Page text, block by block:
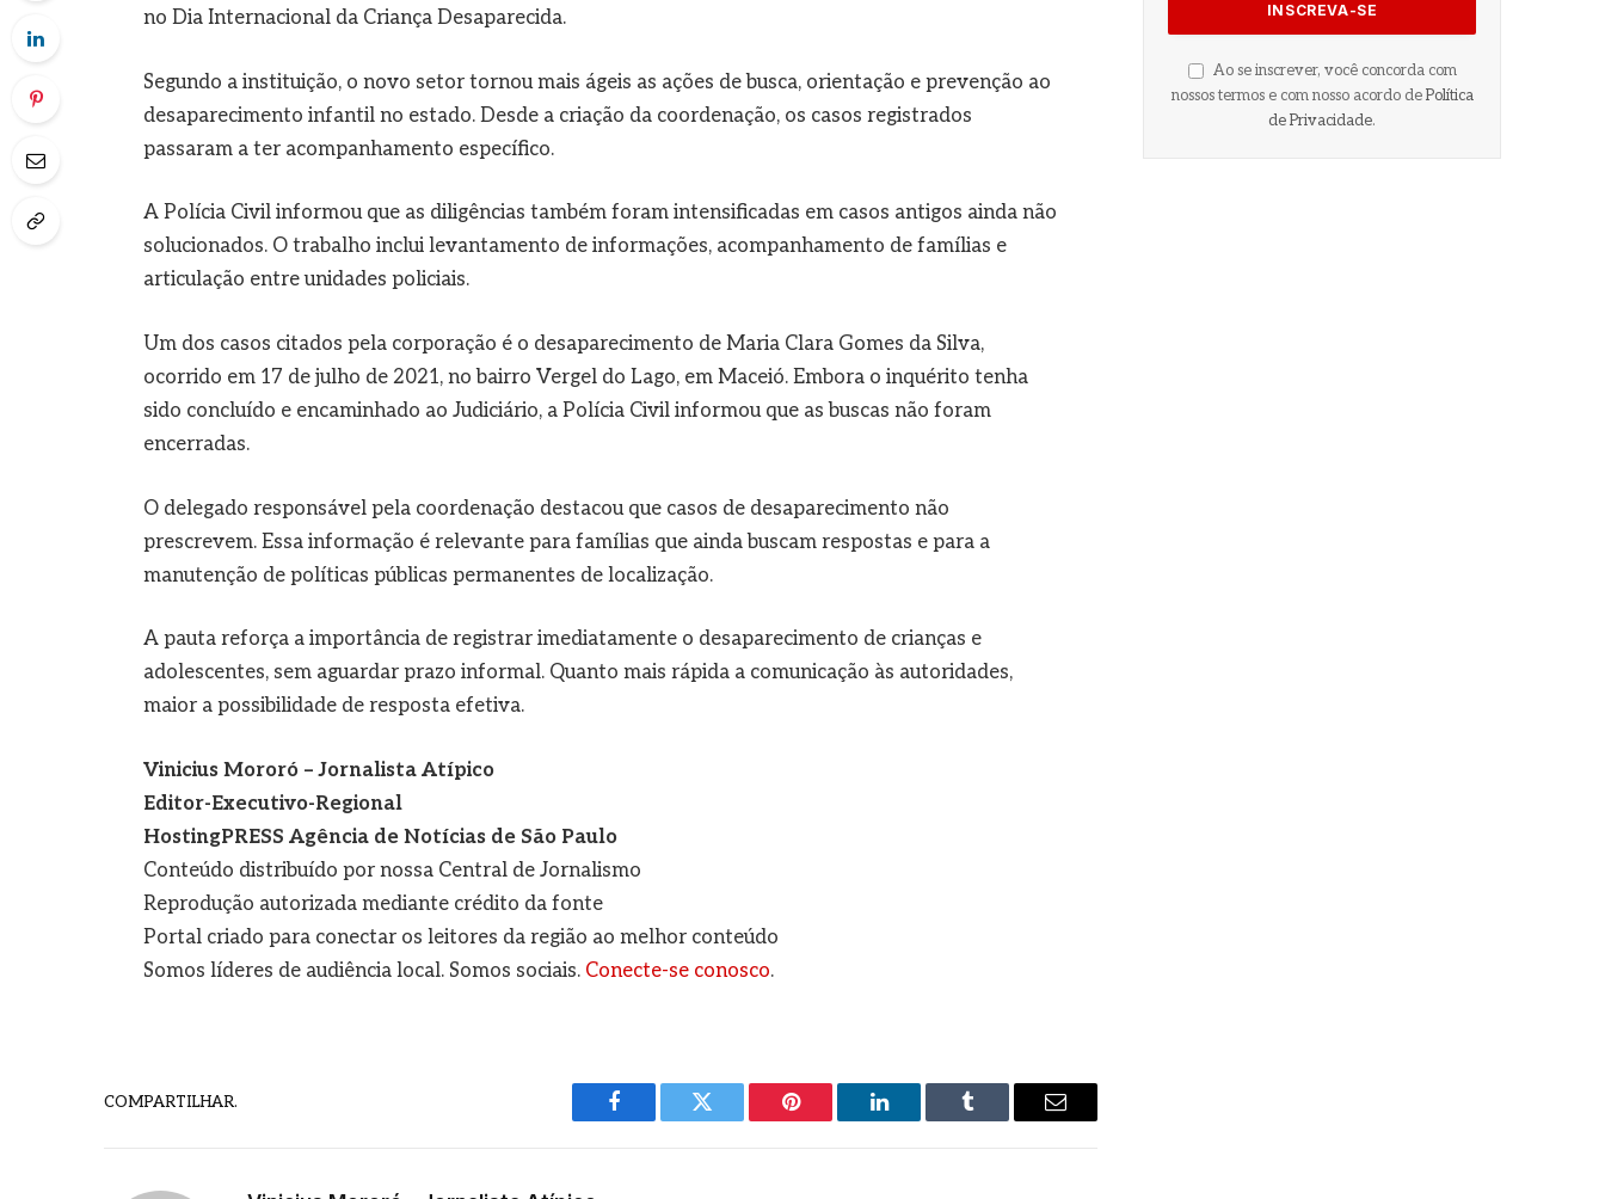
no Dia Internacional da Criança Desaparecida.
Segundo a instituição, o novo setor tornou mais ágeis as ações de busca, orientação e prevenção ao
desaparecimento infantil no estado. Desde a criação da coordenação, os casos registrados
passaram a ter acompanhamento específico.
A Polícia Civil informou que as diligências também foram intensificadas em casos antigos ainda não
solucionados. O trabalho inclui levantamento de informações, acompanhamento de famílias e
articulação entre unidades policiais.
Um dos casos citados pela corporação é o desaparecimento de Maria Clara Gomes da Silva,
ocorrido em 17 de julho de 2021, no bairro Vergel do Lago, em Maceió. Embora o inquérito tenha
sido concluído e encaminhado ao Judiciário, a Polícia Civil informou que as buscas não foram
encerradas.
O delegado responsável pela coordenação destacou que casos de desaparecimento não
prescrevem. Essa informação é relevante para famílias que ainda buscam respostas e para a
manutenção de políticas públicas permanentes de localização.
A pauta reforça a importância de registrar imediatamente o desaparecimento de crianças e
adolescentes, sem aguardar prazo informal. Quanto mais rápida a comunicação às autoridades,
maior a possibilidade de resposta efetiva.
Vinicius Mororó – Jornalista Atípico
Editor-Executivo-Regional
HostingPRESS Agência de Notícias de São Paulo
Conteúdo distribuído por nossa Central de Jornalismo
Reprodução autorizada mediante crédito da fonte
Portal criado para conectar os leitores da região ao melhor conteúdo
Somos líderes de audiência local. Somos sociais. Conecte-se conosco.
COMPARTILHAR.
Facebook Twitter Pinterest LinkedIn Tumblr
E-
Ao se inscrever, você concorda com
nossos termos e com nosso acordo de Política
de Privacidade.